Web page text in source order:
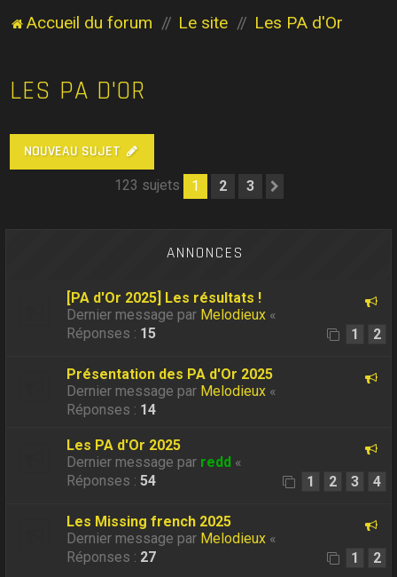
Accueil du forum Le site Les PA d'Or
LES PA D'OR
NOUVEAU SUJET
123 sujets 1 2 3
ANNONCES
[PA d'Or 2025] Les résultats !
Dernier message par Melodieux «
Réponses : 15 1 2
Présentation des PA d'Or 2025
Dernier message par Melodieux «
Réponses : 14
Les PA d'Or 2025
Dernier message par redd «
Réponses :54 1 2 3 4
Les Missing french 2025
Dernier message par Melodieux «
Réponses : 27 1 2